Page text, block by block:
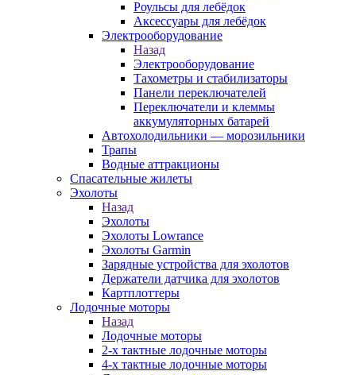
Роульсы для лебёдок
Аксессуары для лебёдок
Электрооборудование
Назад
Электрооборудование
Тахометры и стабилизаторы
Панели переключателей
Переключатели и клеммы
аккумуляторных батарей
Автохолодильники — морозильники
Трапы
Водные аттракционы
Спасательные жилеты
Эхолоты
Назад
Эхолоты
Эхолоты Lowrance
Эхолоты Garmin
Зарядные устройства для эхолотов
Держатели датчика для эхолотов
Картплоттеры
Лодочные моторы
Назад
Лодочные моторы
2-х тактные лодочные моторы
4-х тактные лодочные моторы